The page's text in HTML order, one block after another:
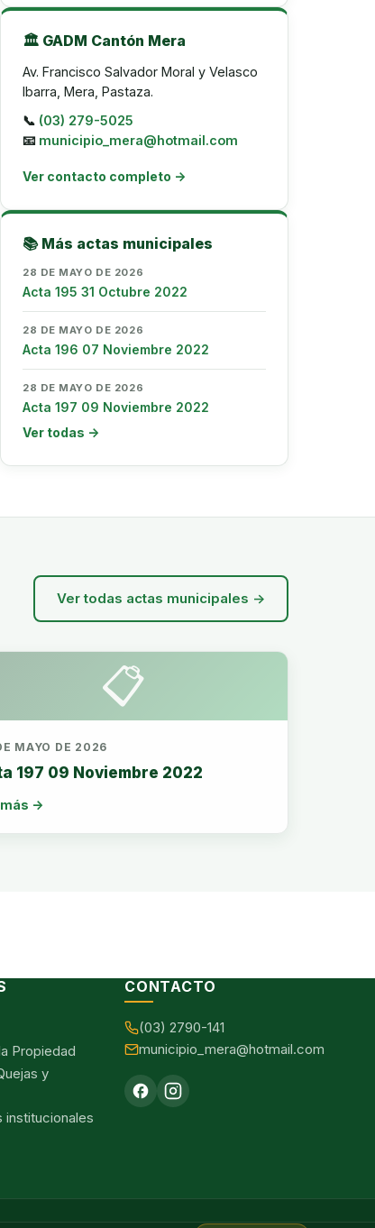
🏛️ GADM Cantón Mera
Av. Francisco Salvador Moral y Velasco
Ibarra, Mera, Pastaza.
📞 (03) 279-5025
📧 municipio_mera@hotmail.com
Ver contacto completo →
📚 Más actas municipales
28 DE MAYO DE 2026
Acta 195 31 Octubre 2022
28 DE MAYO DE 2026
Acta 196 07 Noviembre 2022
28 DE MAYO DE 2026
Acta 197 09 Noviembre 2022
Ver todas →
Ver todas actas municipales →
📋
MAYO DE 2026
197 09 Noviembre 2022
→
Propiedad
y
institucionales
CONTACTO
(03) 2790-141
municipio_mera@hotmail.com